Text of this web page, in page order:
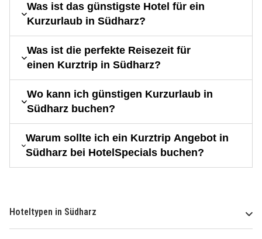
Was ist das günstigste Hotel für ein
Kurzurlaub in Südharz?
Was ist die perfekte Reisezeit für
einen Kurztrip in Südharz?
Wo kann ich günstigen Kurzurlaub in
Südharz buchen?
Warum sollte ich ein Kurztrip Angebot in
Südharz bei HotelSpecials buchen?
Hoteltypen in Südharz